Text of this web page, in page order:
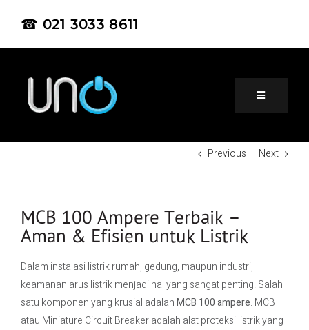
☎ 021 3033 8611
Home
Project
Previous Next
MCB 100 Ampere Terbaik –
Aman & Efisien untuk Listrik
Dalam instalasi listrik rumah, gedung, maupun industri,
keamanan arus listrik menjadi hal yang sangat penting. Salah
satu komponen yang krusial adalahMCB 100 ampere. MCB
atau Miniature Circuit Breaker adalah alat proteksi listrik yang